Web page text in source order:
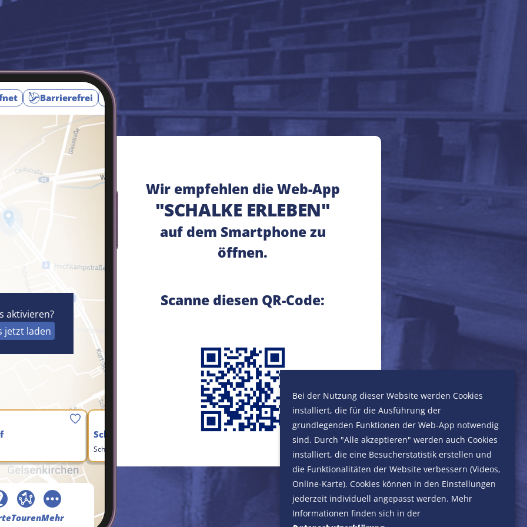
Barrierefrei Augmented Reality Tourstartpunkt
aktivieren?
jetzt laden
Speichern Speichern
Schalker Markt
Schalker Markt…
Speichern
St.-Joseph-Kirche
Grillostraße 62…
Zeche
Gewerkenstraße
TourenMehr
Wir empfehlen die Web-App
"SCHALKE ERLEBEN"
auf dem Smartphone zu
öffnen.
Scanne diesen QR-Code:
Bei der Nutzung dieser Website werden Cookies
installiert, die für die Ausführung der
grundlegenden Funktionen der Web-App notwendig
sind. Durch "Alle akzeptieren" werden auch Cookies
installiert, die eine Besucherstatistik erstellen und
die Funktionalitäten der Website verbessern (Videos,
Online-Karte). Cookies können in den Einstellungen
jederzeit individuell angepasst werden. Mehr
Informationen finden sich in der